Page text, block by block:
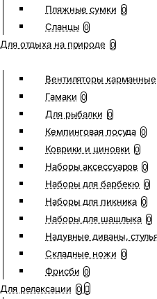
Пляжные сумки 0
Сланцы 0
Для отдыха на природе 0
Вентиляторы карманные
Гамаки 0
Для рыбалки 0
Кемпинговая посуда 0
Коврики и циновки 0
Наборы аксессуаров 0
Наборы для барбекю 0
Наборы для пикника 0
Наборы для шашлыка 0
Надувные диваны,
Складные ножи 0
Фрисби 0
Для релаксации 0